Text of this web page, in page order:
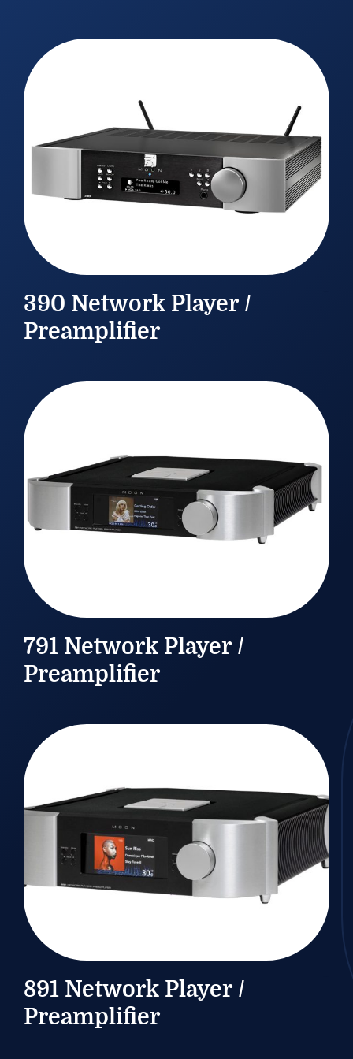
390 Network Player /
Preamplifier
791 Network Player /
Preamplifier
891 Network Player /
Preamplifier